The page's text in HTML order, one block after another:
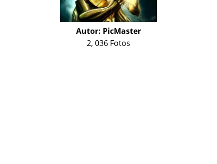
Autor: PicMaster
2, 036 Fotos